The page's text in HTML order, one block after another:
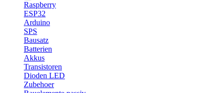
Raspberry
ESP32
Arduino
SPS
Bausatz
Batterien
Akkus
Transistoren
Dioden LED
Zubehoer